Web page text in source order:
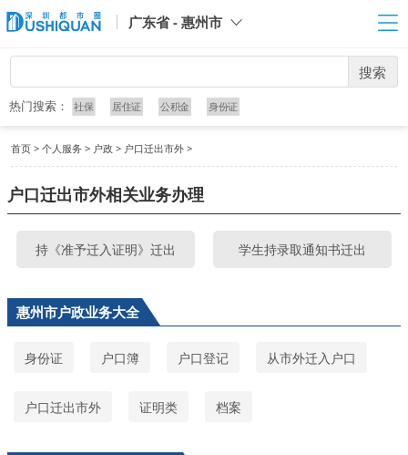
广东省 - 惠州市
搜索
热门搜索： 社保 居住证 公积金 身份证
首页 > 个人服务 > 户政 > 户口迁出市外 >
户口迁出市外相关业务办理
持《准予迁入证明》迁出 学生持录取通知书迁出
惠州市户政业务大全
身份证 户口簿 户口登记 从市外迁入户口
户口迁出市外 证明类 档案